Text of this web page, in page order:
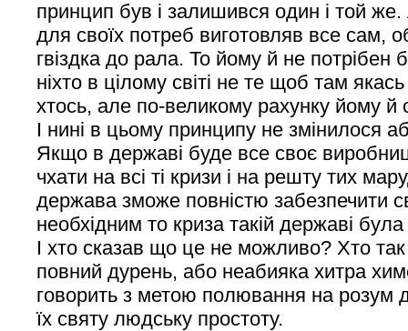
принцип був і залишився один і той
для своїх потреб виготовляв все сам,
гвіздка до рала. То йому й не потрібен
ніхто в цілому світі не те щоб там
хтось, але по-великому рахунку йому й
І нині в цьому принципу не змінилося
Якщо в державі буде все своє
чхати на всі ті кризи і на решту тих
держава зможе повністю забезпечити
необхідним то криза такій державі
І хто сказав що це не можливо? Хто так
повний дурень, або неабияка хитра
говорить з метою полювання на розум
їх святу людську простоту.